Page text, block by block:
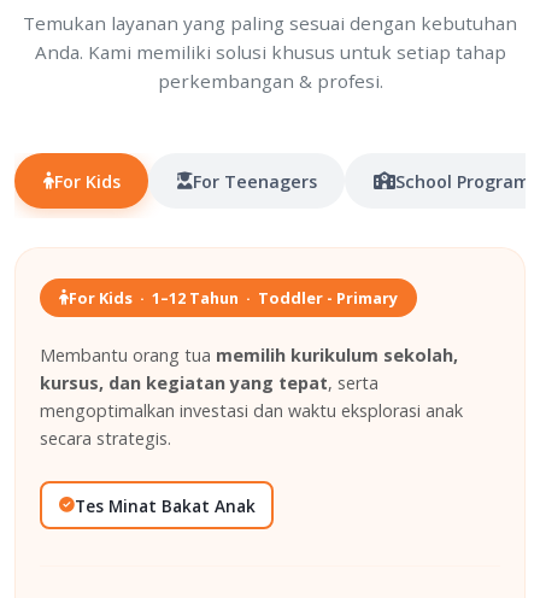
Temukan layanan yang paling sesuai dengan kebutuhan
Anda. Kami memiliki solusi khusus untuk setiap tahap
perkembangan & profesi.
For Kids For Teenagers School Program
For Kids · 1–12 Tahun · Toddler - Primary
Membantu orang tua memilih kurikulum sekolah,
kursus, dan kegiatan yang tepat, serta
mengoptimalkan investasi dan waktu eksplorasi anak
secara strategis.
Tes Minat Bakat Anak